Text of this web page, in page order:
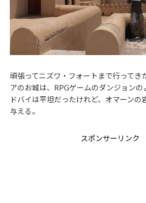
頑張ってニズワ・フォートまで行ってき
アのお城は、RPGゲームのダンジョンの
ドバイは平坦だったけれど、オマーンの
与える。
スポンサーリンク